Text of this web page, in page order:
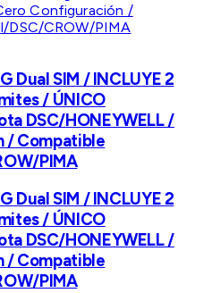
Dual SIM / INCLUYE 2
/ ÚNICO
DSC/HONEYWELL /
/ Compatible
PIMA
Dual SIM / INCLUYE 2
/ ÚNICO
DSC/HONEYWELL /
/ Compatible
PIMA